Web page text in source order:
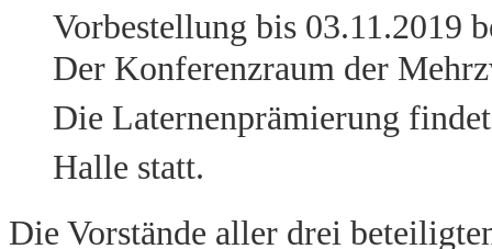
Vorbestellung bis 03.11.2019
Der Konferenzraum der
Die Laternenprämierung
Halle statt.
Die Vorstände aller drei